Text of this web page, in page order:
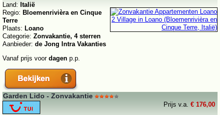
Land: Italië
Regio: Bloemenrivièra en Cinque
Terre
Plaats: Loano
Categorie: Zonvakantie, 4 sterren
Aanbieder: de Jong Intra Vakanties
Vanaf prijs voor dagen p.p.
Garden Lido - Zonvakantie
Prijs v.a. € 176,00